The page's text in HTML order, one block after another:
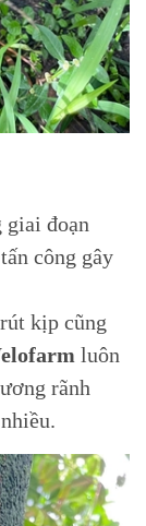
giai đoạn
công gây
kịp cũng
luôn
rãnh